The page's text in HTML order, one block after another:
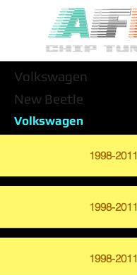
Volkswagen
New Beetle
Volkswagen
1998-2011
1998-2011
1998-2011